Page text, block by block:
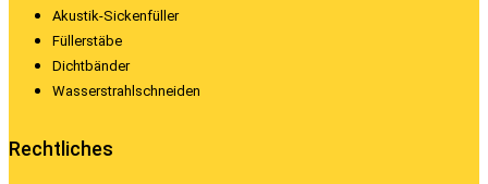
Akustik-Sickenfüller
Füllerstäbe
Dichtbänder
Wasserstrahlschneiden
Rechtliches